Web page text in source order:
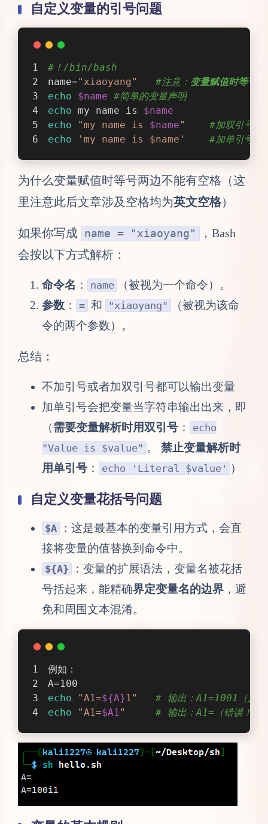
自定义变量的引号问题
#！/bin/bash
name="xiaoyang" #注意： 变量赋值时等号
echo
$name #简单的变量声明
echo my name is $name
echo
"my name is $name"
#加双引号
echo
'my name is $name' #加单引号
为什么变量赋值时等号两边不能有空格（这
里注意此后文章涉及空格均为英文空格）
如果你写成 name = "xiaoyang"
，Bash
会按以下方式解析：
命令名 ： name
（被视为一个命令）。
参数 ： = 和 "xiaoyang"
（被视为该命
令的两个参数）。
总结：
不加引号或者加双引号都可以输出变量
加单引号会把变量当字符串输出出来，即
（需要变量解析时用双引号 ：
echo
"Value is $value" 。 禁止变量解析时
用单引号 ： echo 'Literal $value' ）
自定义变量花括号问题
$A
：这是最基本的变量引用方式，会直
接将变量的值替换到命令中。
${A}
：变量的扩展语法，变量名被花括
号括起来，能精确界定变量名的边界 ，避
免和周围文本混淆。
例如：
A=100
echo
"A1=${A} 1"
# 输出：A1=1001（正确
echo
"A1=$A1" # 输出：A1=（错误！